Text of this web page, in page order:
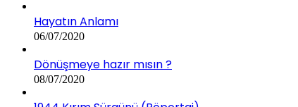
Hayatın Anlamı
06/07/2020
Dönüşmeye hazır mısın ?
08/07/2020